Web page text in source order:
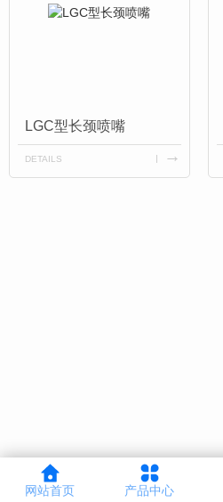
LGC型长颈喷嘴
DETAILS
网站首页 产品中心